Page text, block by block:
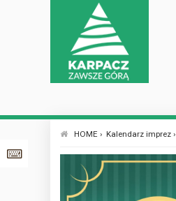
HOME › Kalendarz imprez ›